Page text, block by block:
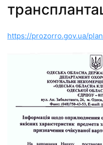
https://prozorro.gov.ua/